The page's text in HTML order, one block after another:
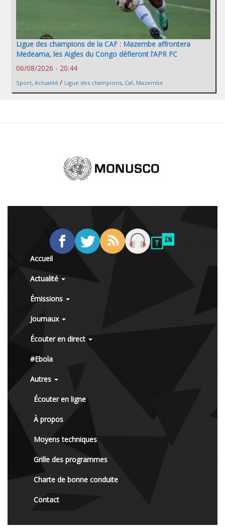
Ligue des champions de la CAF : Mazembe affrontera
Medeama, les Aigles du Congo défieront l’APR FC
06/08/2026 - 20:44
Sport, Actualité / Ligue des champions, Caf, Mazembe
Accueil
Actualité
Émissions
Journaux
Écouter en direct
#Ebola
Autres
Écouter en ligne
À propos
Moyens techniques
Grille des programmes
Charte de bonne conduite
Contact